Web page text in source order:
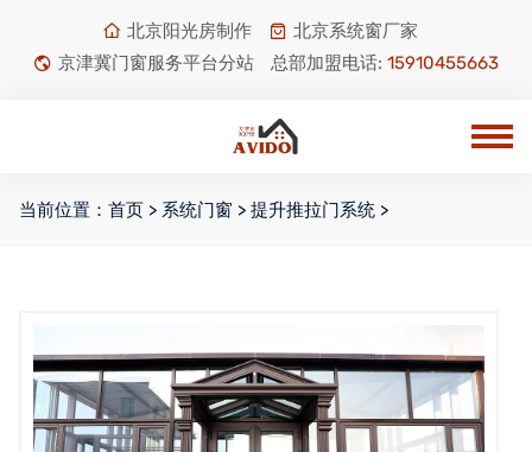
北京阳光房制作
北京系统窗厂家
京津冀门窗服务平台分站
总部加盟电话: 15910455663
当前位置： 首页 > 系统门窗 > 提升推拉门系统 >